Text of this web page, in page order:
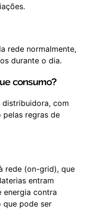
rede normalmente,
durante o dia.
consumo?
com
regras de
rede (on-grid), que
entram
energia contra
pode ser